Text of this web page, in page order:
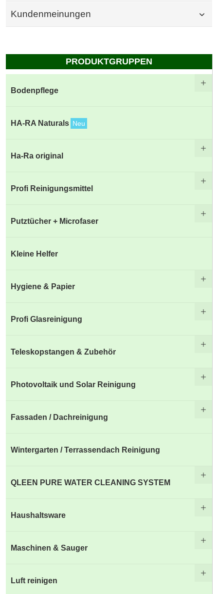
Kundenmeinungen
PRODUKTGRUPPEN
Bodenpflege
HA-RA Naturals Neu
Ha-Ra original
Profi Reinigungsmittel
Putztücher + Microfaser
Kleine Helfer
Hygiene & Papier
Profi Glasreinigung
Teleskopstangen & Zubehör
Photovoltaik und Solar Reinigung
Fassaden / Dachreinigung
Wintergarten / Terrassendach Reinigung
QLEEN PURE WATER CLEANING SYSTEM
Haushaltsware
Maschinen & Sauger
Luft reinigen